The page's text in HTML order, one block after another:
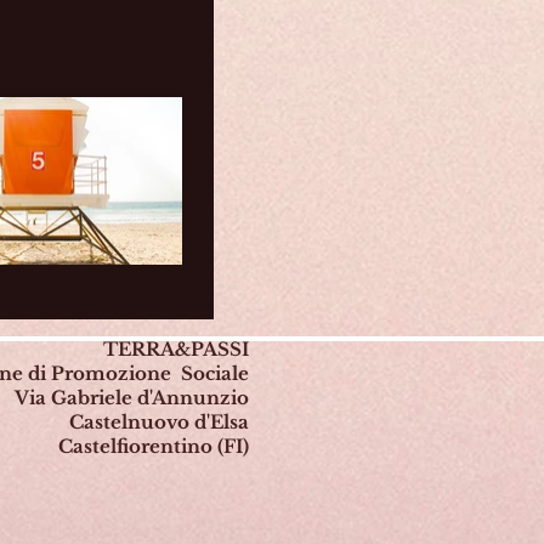
TERRA&PASSI
di Promozione Sociale
Via Gabriele d'Annunzio
Castelnuovo d'Elsa
Castelfiorentino (FI)